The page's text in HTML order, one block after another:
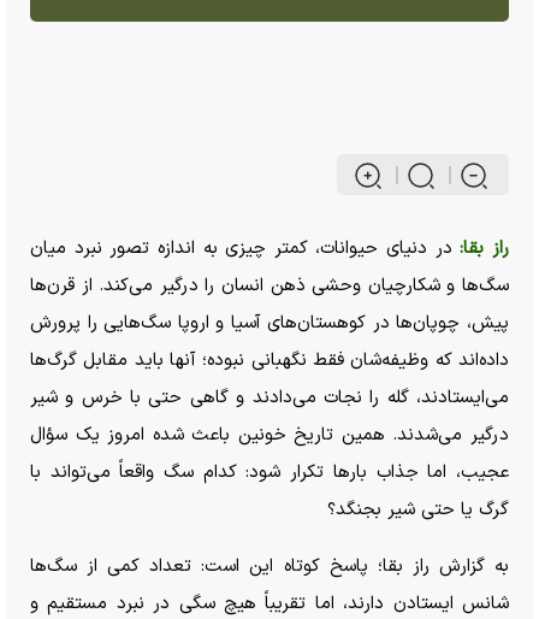
راز بقا:در دنیای حیوانات، کمتر چیزی به اندازه تصور نبرد میان
سگ‌ها و شکارچیان وحشی ذهن انسان را درگیر می‌کند. از قرن‌ها
پیش، چوپان‌ها در کوهستان‌های آسیا و اروپا سگ‌هایی را پرورش
داده‌اند که وظیفه‌شان فقط نگهبانی نبوده؛ آنها باید مقابل گرگ‌ها
می‌ایستادند، گله را نجات می‌دادند و گاهی حتی با خرس و شیر
درگیر می‌شدند. همین تاریخ خونین باعث شده امروز یک سؤال
عجیب، اما جذاب بار‌ها تکرار شود: کدام سگ واقعاً می‌تواند با
گرگ یا حتی شیر بجنگد؟
به گزارش راز بقا؛ پاسخ کوتاه این است: تعداد کمی از سگ‌ها
شانس ایستادن دارند، اما تقریباً هیچ سگی در نبرد مستقیم و